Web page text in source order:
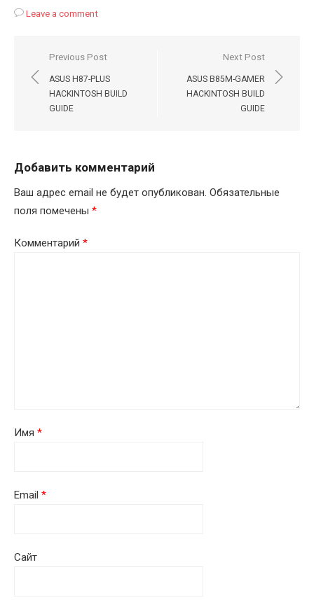
Leave a comment
Навигация
по
записям
Previous Post
ASUS H87-PLUS
HACKINTOSH BUILD
GUIDE
Next Post
ASUS B85M-GAMER
HACKINTOSH BUILD
GUIDE
Добавить комментарий
Ваш адрес email не будет опубликован. Обязательные
поля помечены *
Комментарий *
Имя *
Email *
Сайт